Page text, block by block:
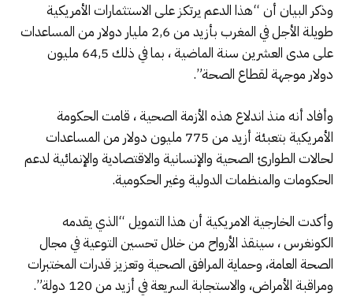
وذكر البيان أن “هذا الدعم يرتكز على الاستثمارات الأمريكية
طويلة الأجل في المغرب بأزيد من 2,6 مليار دولار من المساعدات
على مدى العشرين سنة الماضية ، بما في ذلك 64,5 مليون
دولار موجهة لقطاع الصحة”.
وأفاد أنه منذ اندلاع هذه الأزمة الصحية ، قامت الحكومة
الأمريكية بتعبئة أزيد من 775 مليون دولار من المساعدات
لحالات الطوارئ الصحية والإنسانية والاقتصادية والإنمائية لدعم
الحكومات والمنظمات الدولية وغير الحكومية.
وأكدت الخارجية الامريكية أن هذا التمويل “الذي يقدمه
الكونغرس ، سينقذ الأرواح من خلال تحسين التوعية في مجال
الصحة العامة، وحماية المرافق الصحية وتعزيز قدرات المختبرات
ومراقبة الأمراض، والاستجابة السريعة في أزيد من 120 دولة”.